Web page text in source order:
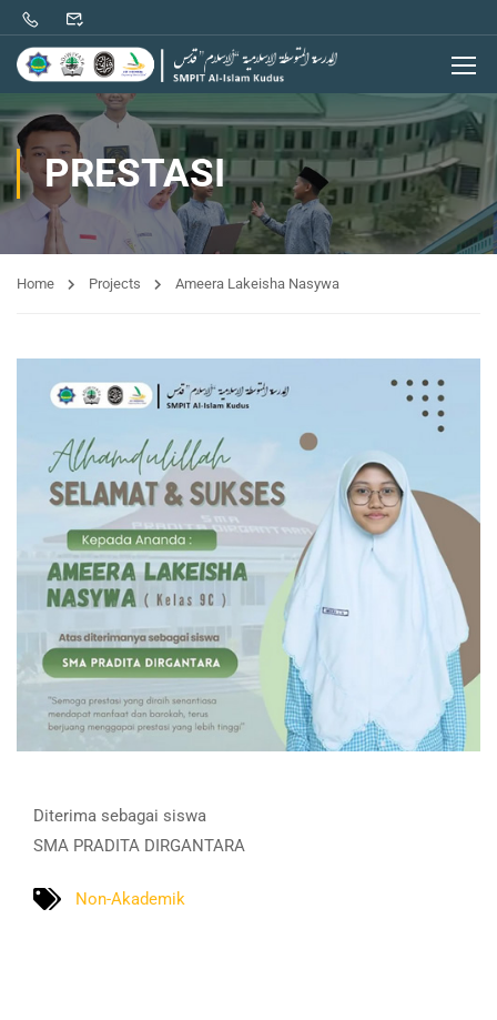
PRESTASI
Home Projects Ameera Lakeisha Nasywa
Diterima sebagai siswa
SMA PRADITA DIRGANTARA
Non-Akademik